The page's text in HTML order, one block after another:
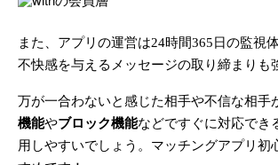
また、アプリの運営は24時間365日の監視
不快感を与えるメッセージの取り締まりも
万が一合わないと感じた相手や不信な相手
機能やブロック機能などですぐに対応でき
用しやすいでしょう。マッチングアプリ初